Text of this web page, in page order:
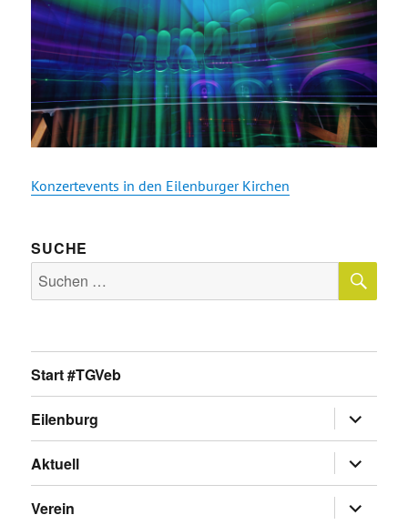
Konzertevents in den Eilenburger Kirchen
SUCHE
Suche
nach:
Start #TGVeb
Eilenburg
anzeigen
Aktuell
anzeigen
Verein
anzeigen